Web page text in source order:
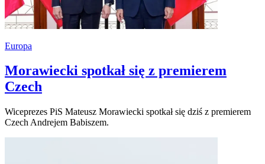
Europa
Morawiecki spotkał się z premierem
Czech
Wiceprezes PiS Mateusz Morawiecki spotkał się dziś z premierem
Czech Andrejem Babiszem.